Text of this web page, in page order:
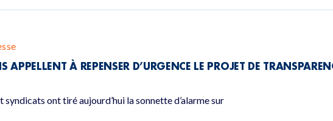
APPELLENT À REPENSER D’URGENCE LE PROJET DE
ont tiré aujourd’hui la sonnette d’alarme sur